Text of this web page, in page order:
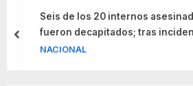
Seis de los 20 internos
fueron decapitados; tras
armas, celulares y alcohol
NACIONAL
prev